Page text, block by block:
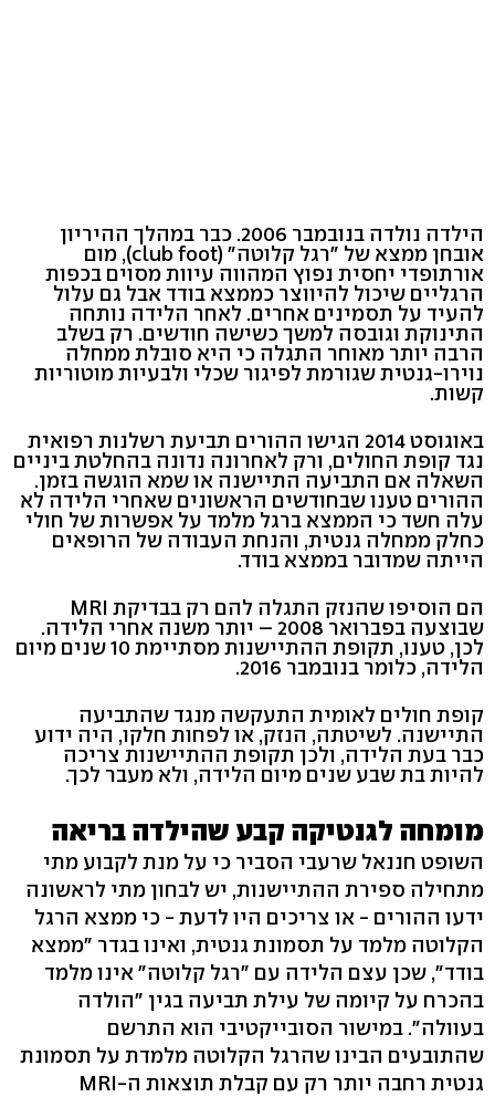
הילדה נולדה בנובמבר 2006. כבר במהלך ההיריון
אובחן ממצא של "רגל קלוטה" (club foot), מום
אורתופדי יחסית נפוץ המהווה עיוות מסוים בכפות
הרגליים שיכול להיווצר כממצא בודד אבל גם עלול
להעיד על תסמינים אחרים. לאחר הלידה נותחה
התינוקת וגובסה למשך כשישה חודשים. רק בשלב
הרבה יותר מאוחר התגלה כי היא סובלת ממחלה
נוירו-גנטית שגורמת לפיגור שכלי ולבעיות מוטוריות
קשות.
באוגוסט 2014 הגישו ההורים תביעת רשלנות רפואית
נגד קופת החולים, ורק לאחרונה נדונה בהחלטת ביניים
השאלה אם התביעה התיישנה או שמא הוגשה בזמן.
ההורים טענו שבחודשים הראשונים שאחרי הלידה לא
עלה חשד כי הממצא ברגל מלמד על אפשרות של חולי
כחלק ממחלה גנטית, והנחת העבודה של הרופאים
הייתה שמדובר בממצא בודד.
הם הוסיפו שהנזק התגלה להם רק בבדיקת MRI
שבוצעה בפברואר 2008 – יותר משנה אחרי הלידה.
לכן, טענו, תקופת ההתיישנות מסתיימת 10 שנים מיום
הלידה, כלומר בנובמבר 2016.
קופת חולים לאומית התעקשה מנגד שהתביעה
התיישנה. לשיטתה, הנזק, או לפחות חלקו, היה ידוע
כבר בעת הלידה, ולכן תקופת ההתיישנות צריכה
להיות בת שבע שנים מיום הלידה, ולא מעבר לכך.
מומחה לגנטיקה קבע שהילדה בריאה
השופט חננאל שרעבי הסביר כי על מנת לקבוע מתי
מתחילה ספירת ההתיישנות, יש לבחון מתי לראשונה
ידעו ההורים - או צריכים היו לדעת - כי ממצא הרגל
הקלוטה מלמד על תסמונת גנטית, ואינו בגדר "ממצא
בודד", שכן עצם הלידה עם "רגל קלוטה" אינו מלמד
בהכרח על קיומה של עילת תביעה בגין "הולדה
בעוולה". במישור הסובייקטיבי הוא התרשם
שהתובעים הבינו שהרגל הקלוטה מלמדת על תסמונת
גנטית רחבה יותר רק עם קבלת תוצאות ה-MRI